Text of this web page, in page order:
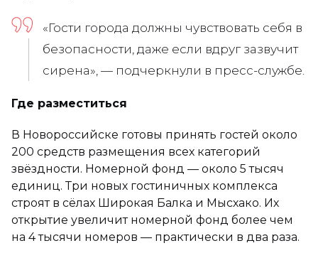
«Гости города должны чувствовать себя в
безопасности, даже если вдруг зазвучит
сирена», — подчеркнули в пресс-службе.
Где разместиться
В Новороссийске готовы принять гостей около
200 средств размещения всех категорий
звёздности. Номерной фонд — около 5 тысяч
единиц. Три новых гостиничных комплекса
строят в сёлах Широкая Балка и Мысхако. Их
открытие увеличит номерной фонд более чем
на 4 тысячи номеров — практически в два раза.